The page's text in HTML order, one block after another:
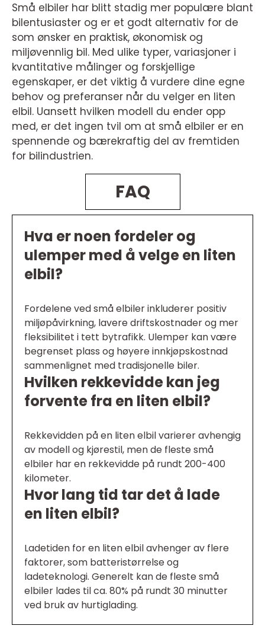
Små elbiler har blitt stadig mer populære blant
bilentusiaster og er et godt alternativ for de
som ønsker en praktisk, økonomisk og
miljøvennlig bil. Med ulike typer, variasjoner i
kvantitative målinger og forskjellige
egenskaper, er det viktig å vurdere dine egne
behov og preferanser når du velger en liten
elbil. Uansett hvilken modell du ender opp
med, er det ingen tvil om at små elbiler er en
spennende og bærekraftig del av fremtiden
for bilindustrien.
FAQ
Hva er noen fordeler og
ulemper med å velge en liten
elbil?
Fordelene ved små elbiler inkluderer positiv
miljøpåvirkning, lavere driftskostnader og mer
fleksibilitet i tett bytrafikk. Ulemper kan være
begrenset plass og høyere innkjøpskostnad
sammenlignet med tradisjonelle biler.
Hvilken rekkevidde kan jeg
forvente fra en liten elbil?
Rekkevidden på en liten elbil varierer avhengig
av modell og kjørestil, men de fleste små
elbiler har en rekkevidde på rundt 200-400
kilometer.
Hvor lang tid tar det å lade
en liten elbil?
Ladetiden for en liten elbil avhenger av flere
faktorer, som batteristørrelse og
ladeteknologi. Generelt kan de fleste små
elbiler lades til ca. 80% på rundt 30 minutter
ved bruk av hurtiglading.